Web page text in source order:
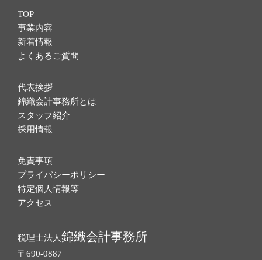
TOP
事業内容
新着情報
よくあるご質問
代表挨拶
錦織会計事務所とは
スタッフ紹介
採用情報
免責事項
プライバシーポリシー
特定個人情報等
アクセス
税理士法人錦織会計事務所
〒690-0887